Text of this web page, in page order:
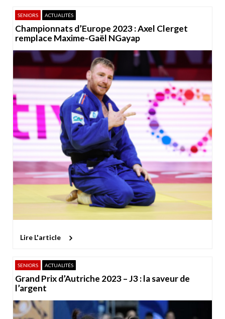
SENIORS ACTUALITÉS
Championnats d’Europe 2023 : Axel Clerget
remplace Maxime-Gaël NGayap
Lire L'article
SENIORS ACTUALITÉS
Grand Prix d’Autriche 2023 – J3 : la saveur de
l’argent